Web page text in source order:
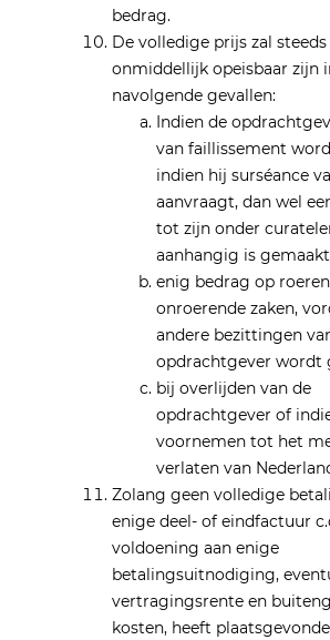
bedrag.
De volledige prijs zal
onmiddellijk opeisbaar zijn
navolgende gevallen:
Indien de
van faillissement
indien hij surséance
aanvraagt, dan wel
tot zijn onder
aanhangig is
enig bedrag op
onroerende zaken,
andere bezittingen
opdrachtgever wordt
bij overlijden van de
opdrachtgever of
voornemen tot het
verlaten van
Zolang geen volledige
enige deel- of eindfactuur
voldoening aan enige
betalingsuitnodiging,
vertragingsrente en
kosten, heeft